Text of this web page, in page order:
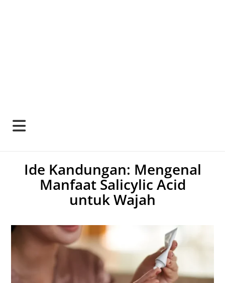
Ide Kandungan: Mengenal
Manfaat Salicylic Acid
untuk Wajah